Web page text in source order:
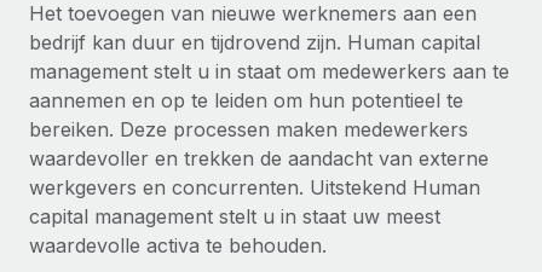
Integraties
Processen stroomlijnen met essentiële zakelijke tools
DIENSTEN
Vraag een expert
Krijg hulp van global HR- en juridische experts
Achtergrondonderzoek
Strategische technologiepartners
Integreer global HR flexibel in je platform
Een partner worden
Ontdek hoe je met ons kunt samenwerken
Webinars
Evenementen
Newsroom
Inzicht in salaris en talent
Inzichtencentrum
한국어
中文（简体）
Het toevoegen van nieuwe werknemers aan een
bedrijf kan duur en tijdrovend zijn. Human capital
management stelt u in staat om medewerkers aan te
aannemen en op te leiden om hun potentieel te
bereiken. Deze processen maken medewerkers
waardevoller en trekken de aandacht van externe
werkgevers en concurrenten. Uitstekend Human
capital management stelt u in staat uw meest
waardevolle activa te behouden.